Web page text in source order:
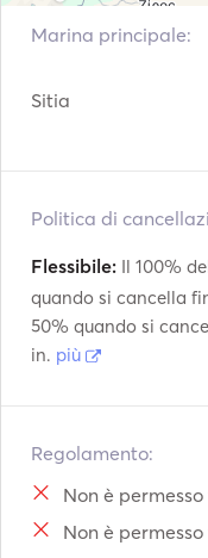
Marina principale:
Sitia
Politica di
Flessibile: Il 100%
quando si cancella
50% quando si
in. più
Regolamento:
Non è
Non è